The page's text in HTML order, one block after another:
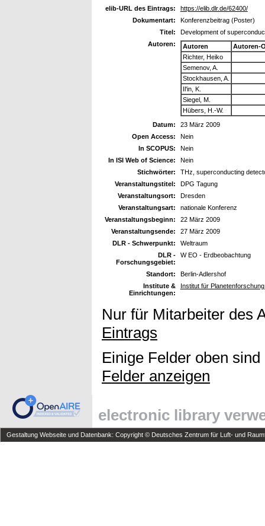
elib-URL des Eintrags:
https://elib.dlr.de/62400/
Dokumentart:
Konferenzbeitrag (Poster)
Titel:
Development of
Autoren:
Autoren
Autoren-
Richter, Heiko
Semenov, A.
Stockhausen, A.
Il'in, K.
Siegel, M.
Hübers, H.-W.
Datum:
23 März 2009
Open Access:
Nein
In SCOPUS:
Nein
In ISI Web of Science:
Nein
Stichwörter:
THz, superconducting
Veranstaltungstitel:
DPG Tagung
Veranstaltungsort:
Dresden
Veranstaltungsart:
nationale Konferenz
Veranstaltungsbeginn:
22 März 2009
Veranstaltungsende:
27 März 2009
DLR - Schwerpunkt:
Weltraum
DLR -
Forschungsgebiet:
W EO - Erdbeobachtung
Standort:
Berlin-Adlershof
Institute &
Einrichtungen:
Institut für
Nur für Mitarbeiter des
Eintrags
Einige Felder oben
Felder anzeigen
electronic library
Gestaltung Webseite und Datenbank: Copyright © Deutsches Zentrum für Luft- und